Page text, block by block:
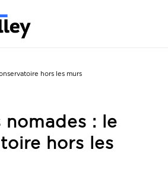
hors les murs
nomades : le
hors les